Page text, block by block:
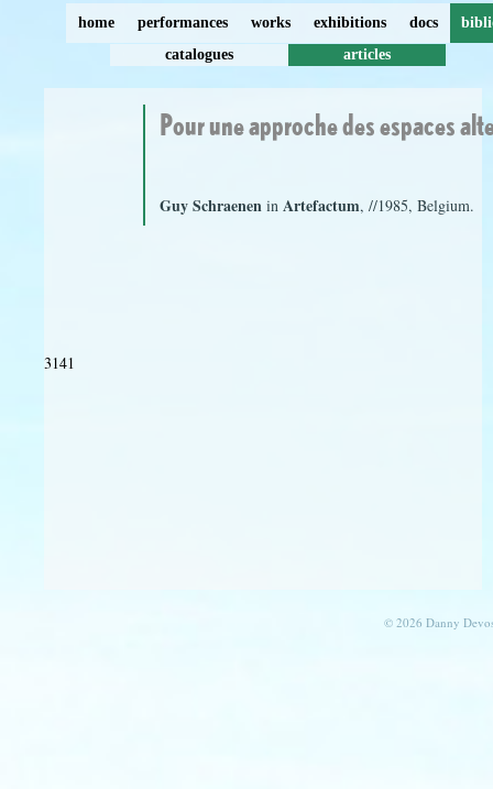
home performances works exhibitions docs
catalogues
articles
Pour une approche des espaces
Guy Schraenen in Artefactum, //1985, Belgium.
3141
© 2026 Danny